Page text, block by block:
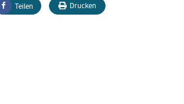
Teilen Drucken